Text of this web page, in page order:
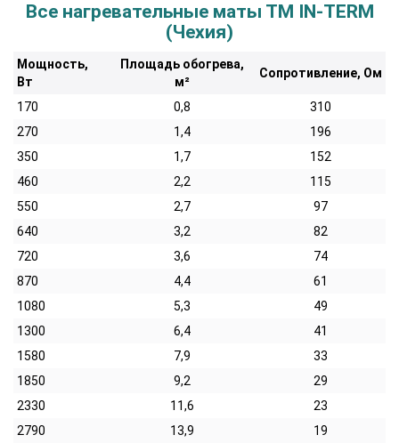
Все нагревательные маты ТМ IN-TERM
(Чехия)
Мощность,
Вт
Площадь обогрева,
м²
Сопротивление, Ом
170 0,8
310
270
1,4
196
350
1,7
152
460
2,2
115
550
2,7
97
640
3,2
82
720
3,6
74
870
4,4
61
1080
5,3
49
1300
6,4
41
1580
7,9
33
1850
9,2
29
2330
11,6
23
2790
13,9 19